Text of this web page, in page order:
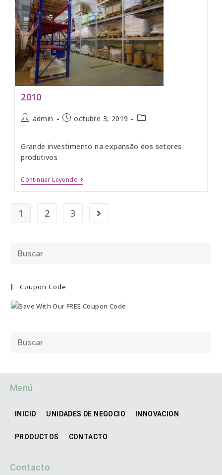
2010
admin octubre 3, 2019
Grande investimento na expansão dos setores
produtivos
Continuar Leyendo
1 2 3
Coupon Code
Menú
INICIO UNIDADES DE NEGOCIO INNOVACION
PRODUCTOS CONTACTO
Contacto